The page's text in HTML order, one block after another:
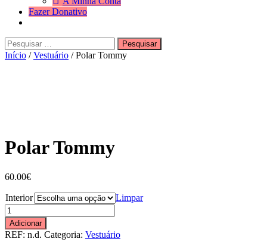
Fazer Donativo
Search
Pesquisar
por:
Início /Vestuário / Polar Tommy
Polar Tommy
60.00€
Interior
Limpar
Quantidade
de
Polar
Adicionar
REF: n.d. Categoria: Vestuário